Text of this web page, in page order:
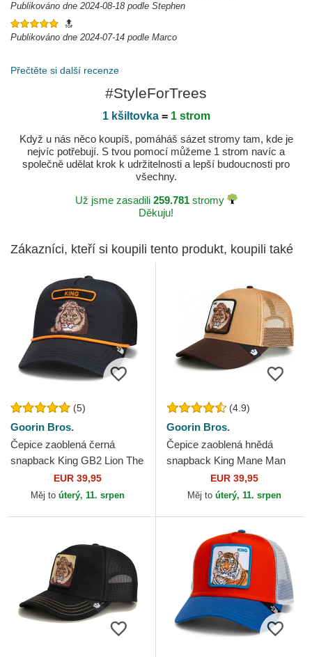
Publikováno dne 2024-08-18 podle Stephen
🔝
Publikováno dne 2024-07-14 podle Marco
Buen precio, servicio.
Přečtěte si další recenze
#StyleForTrees
1 kšiltovka= 1 strom
Když u nás něco koupíš, pomáháš sázet stromy tam, kde je
nejvíc potřebují. S tvou pomocí můžeme 1 strom navíc a
společně udělat krok k udržitelnosti a lepší budoucnosti pro
všechny.
Už jsme zasadili 259.781stromy
Děkuju!
Zákazníci, kteří si koupili tento produkt, koupili také
(5)
Goorin Bros.
Čepice zaoblená černá
snapback King GB2 Lion The
Rocker The Farm Goorin
Bros.
EUR 39,95
Měj to úterý, 11. srpen
(4.9)
Goorin Bros.
Čepice zaoblená hnědá
snapback King Mane Man
The Farm Goorin Bros.
EUR 39,95
Měj to úterý, 11. srpen